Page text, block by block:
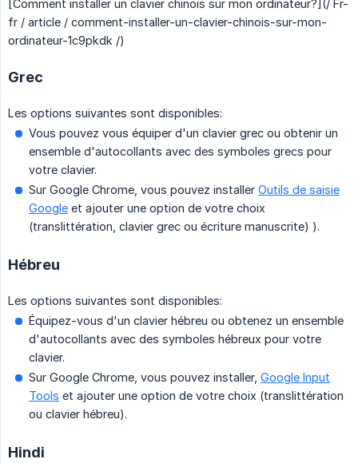
[Comment installer un clavier chinois sur mon ordinateur?](/ Fr-
fr / article / comment-installer-un-clavier-chinois-sur-mon-
ordinateur-1c9pkdk /)
Grec
Les options suivantes sont disponibles:
Vous pouvez vous équiper d'un clavier grec ou obtenir un
ensemble d'autocollants avec des symboles grecs pour
votre clavier.
Sur Google Chrome, vous pouvez installer Outils de saisie
Google et ajouter une option de votre choix
(translittération, clavier grec ou écriture manuscrite) ).
Hébreu
Les options suivantes sont disponibles:
Équipez-vous d'un clavier hébreu ou obtenez un ensemble
d'autocollants avec des symboles hébreux pour votre
clavier.
Sur Google Chrome, vous pouvez installer, Google Input
Tools et ajouter une option de votre choix (translittération
ou clavier hébreu).
Hindi